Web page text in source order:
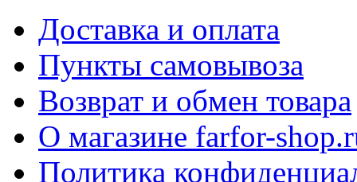
Доставка и оплата
Пункты самовывоза
Возврат и обмен товара
О магазине farfor-
Политика